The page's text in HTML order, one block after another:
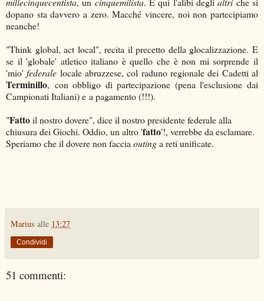
dopano sta davvero a zero. Macché vincere, noi non partecipiamo
neanche!
"Think global, act local", recita il precetto della glocalizzazione. E
se il 'globale' atletico italiano è quello che è non mi sorprende il
'mio'federale locale abruzzese, col raduno regionale dei Cadetti al
Terminillo, con obbligo di partecipazione (pena l'esclusione dai
Campionati Italiani) e a pagamento (!!!).
"Fattoil nostro dovere", dice il nostro presidente federale alla
chiusura dei Giochi. Oddio, un altro 'fatto'!, verrebbe da esclamare.
Speriamo che il dovere non faccia outinga reti unificate.
Marius alle 13:27
Condividi
51 commenti: